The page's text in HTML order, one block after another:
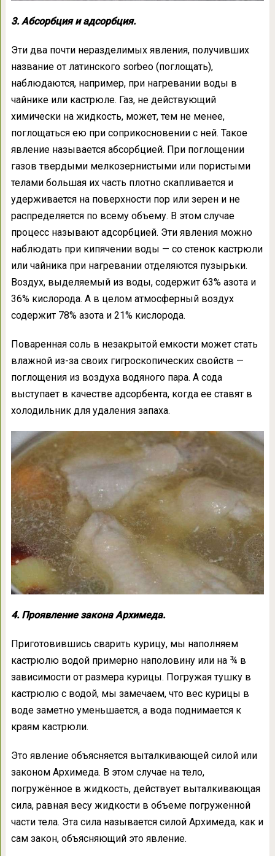
3. Абсорбция и адсорбция.
Эти два почти неразделимых явления, получивших
название от латинского sorbeo (поглощать),
наблюдаются, например, при нагревании воды в
чайнике или кастрюле. Газ, не действующий
химически на жидкость, может, тем не менее,
поглощаться ею при соприкосновении с ней. Такое
явление называется абсорбцией. При поглощении
газов твердыми мелкозернистыми или пористыми
телами большая их часть плотно скапливается и
удерживается на поверхности пор или зерен и не
распределяется по всему объему. В этом случае
процесс называют адсорбцией. Эти явления можно
наблюдать при кипячении воды — со стенок кастрюли
или чайника при нагревании отделяются пузырьки.
Воздух, выделяемый из воды, содержит 63% азота и
36% кислорода. А в целом атмосферный воздух
содержит 78% азота и 21% кислорода.
Поваренная соль в незакрытой емкости может стать
влажной из-за своих гигроскопических свойств —
поглощения из воздуха водяного пара. А сода
выступает в качестве адсорбента, когда ее ставят в
холодильник для удаления запаха.
4. Проявление закона Архимеда.
Приготовившись сварить курицу, мы наполняем
кастрюлю водой примерно наполовину или на ¾ в
зависимости от размера курицы. Погружая тушку в
кастрюлю с водой, мы замечаем, что вес курицы в
воде заметно уменьшается, а вода поднимается к
краям кастрюли.
Это явление объясняется выталкивающей силой или
законом Архимеда. В этом случае на тело,
погружённое в жидкость, действует выталкивающая
сила, равная весу жидкости в объеме погруженной
части тела. Эта сила называется силой Архимеда, как и
сам закон, объясняющий это явление.